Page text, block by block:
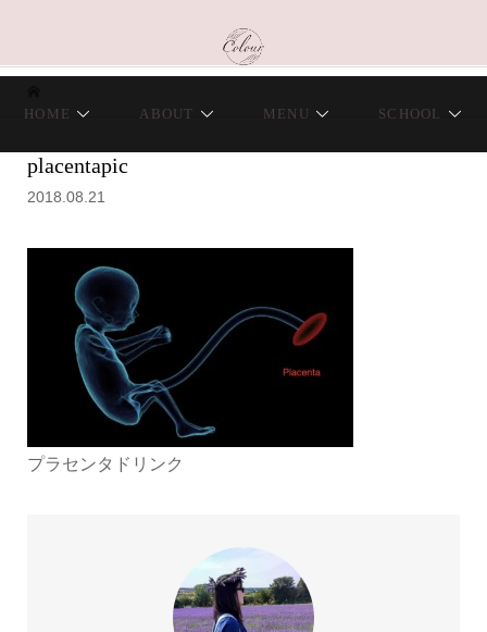
HOME ABOUT MENU SCHOOL
placentapic
2018.08.21
プラセンタドリンク